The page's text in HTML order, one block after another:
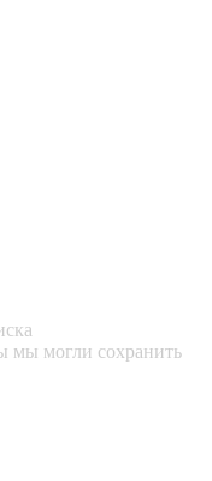
мы могли сохранить